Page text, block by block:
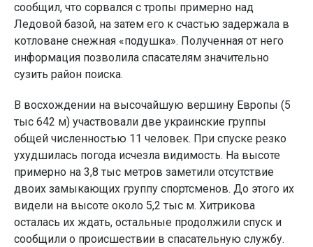
сообщил, что сорвался с тропы примерно над
Ледовой базой, на затем его к счастью задержала в
котловане снежная «подушка». Полученная от него
информация позволила спасателям значительно
сузить район поиска.
В восхождении на высочайшую вершину Европы (5
тыс 642 м) участвовали две украинские группы
общей численностью 11 человек. При спуске резко
ухудшилась погода исчезла видимость. На высоте
примерно на 3,8 тыс метров заметили отсутствие
двоих замыкающих группу спортсменов. До этого их
видели на высоте около 5,2 тыс м. Хитрикова
осталась их ждать, остальные продолжили спуск и
сообщили о происшествии в спасательную службу.